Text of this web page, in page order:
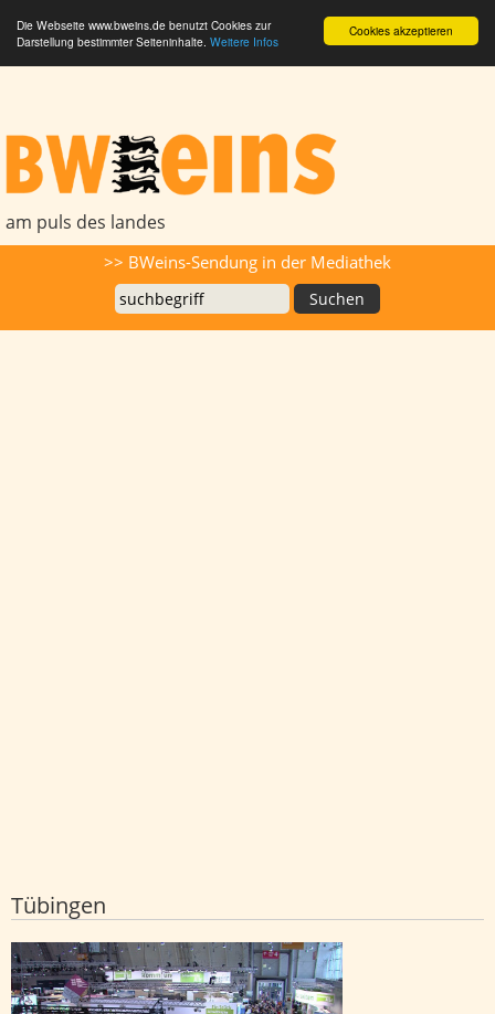
Cookies akzeptieren
Die Webseite www.bweins.de benutzt Cookies zur
Darstellung bestimmter Seiteninhalte. Weitere Infos
am puls des landes
>> BWeins-Sendung in der Mediathek
Tübingen
Stadt und Landkreis rufen zu CMT-
Bewerbung auf